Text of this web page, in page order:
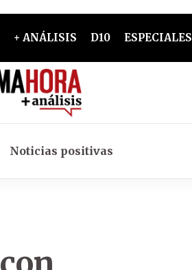
+ ANÁLISIS D10 ESPECIALES
Noticias positivas